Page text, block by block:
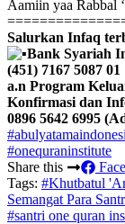
Aamiin yaa Rabbal
Salurkan Infaq
Bank Syariah
(451) 7167 5087 01
a.n Program
Konfirmasi dan
0896 5642 6995
#onequraninstitute
Share this
Tags: #Khutbatul
Semangat Para
#santri one quran